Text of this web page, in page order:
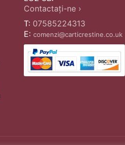
Contactați-ne ›
T: 07585224313
E: comenzi@carticrestine.co.uk